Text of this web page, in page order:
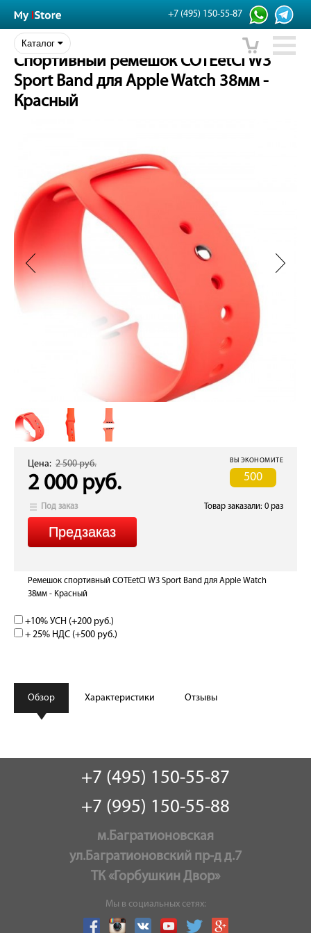
+7 (495) 150-55-87
Каталог
Спортивный ремешок COTEetCI W3
Sport Band для Apple Watch 38мм -
Красный
Цена: 2 500 руб. ВЫ ЭКОНОМИТЕ
500
2 000 руб.
Под заказ Товар заказали: 0 раз
Ремешок спортивный COTEetCI W3 Sport Band для Apple Watch
38мм - Красный
+10% УСН (+200 руб.)
+ 25% НДС (+500 руб.)
Обзор Характеристики Отзывы
+7 (495) 150-55-87
+7 (995) 150-55-88
м.Багратионовская
ул.Багратионовский пр-д д.7
ТК «Горбушкин Двор»
Мы в социальных сетях: